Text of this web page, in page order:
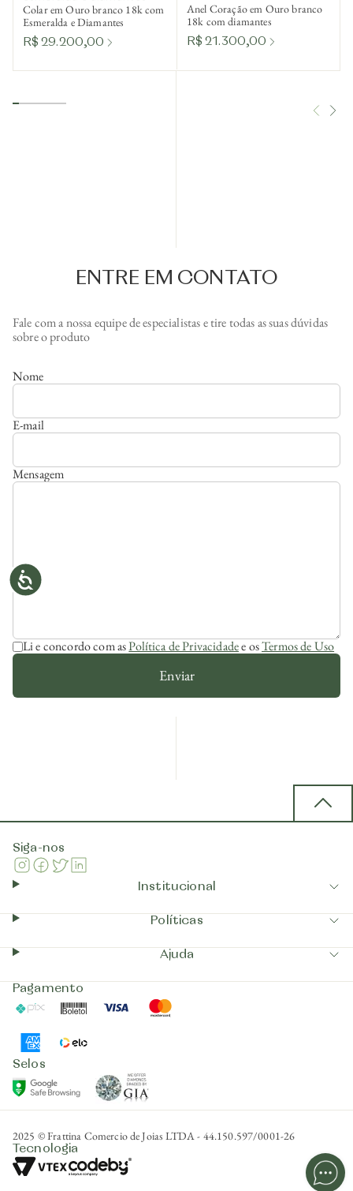
Colar em Ouro branco 18k com
Esmeralda e Diamantes
R$ 29.200,00
Anel Coração em Ouro branco
18k com diamantes
R$ 21.300,00
ENTRE EM CONTATO
Fale com a nossa equipe de especialistas e tire todas as suas dúvidas
sobre o produto
Nome
E-mail
Mensagem
Li e concordo com asPolítica de Privacidadee osTermos de Uso
Enviar
Siga-nos
Instagram
Facebook
Twitter
Institucional
Políticas
Ajuda
Pagamento
Pix Boleto Visa
AmericanExpress
Selos
GoogleSafeBrowsing
2025 © Frattina Comercio de Joias LTDA - 44.150.597/0001-26
Tecnologia